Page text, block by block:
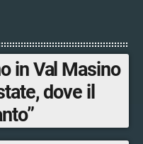
in Val Masino
dove il